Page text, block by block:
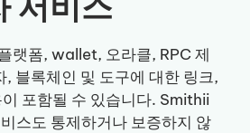
랫폼, wallet, 오라클, RPC 제
, 블록체인 및 도구에 대한 링크,
포함될 수 있습니다. Smithii
스도 통제하거나 보증하지 않